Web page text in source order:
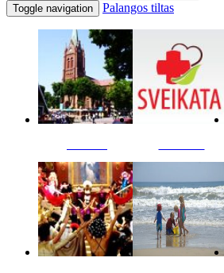
Toggle navigation
Palangos tiltas